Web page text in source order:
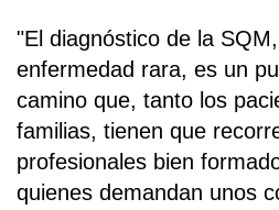
"El diagnóstico de la
enfermedad rara, es un
camino que, tanto los
familias, tienen que
profesionales bien
quienes demandan unos